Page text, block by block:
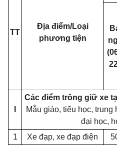
TT
Địa điểm/Loại
phương tiện
Các điểm trông giữ xe
Mẫu giáo, tiểu học, trung
đại học,
1
Xe đạp, xe đạp điện